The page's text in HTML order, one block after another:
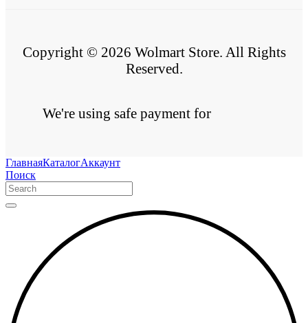
Copyright © 2026 Wolmart Store. All Rights
Reserved.
We're using safe payment for
ГлавнаяКаталогАккаунт
Поиск